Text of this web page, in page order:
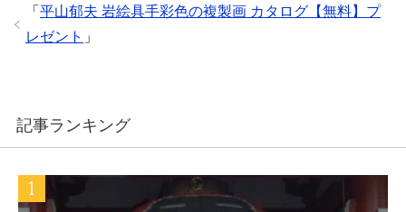
「 平山郁夫 岩絵具手彩色の複製画 カタログ【無料】プ
レゼント 」
記事ランキング